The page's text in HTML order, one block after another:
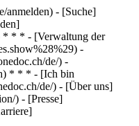
anmelden) - [Suche]
* * * - [Verwaltung der
-
de/) -
* * * - [Ich bin
de/) - [Über uns]
) - [Presse]